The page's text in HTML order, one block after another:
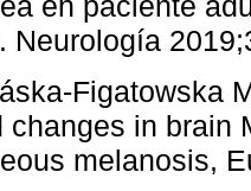
Neurología
Figatowska
changes in brain
melanosis,